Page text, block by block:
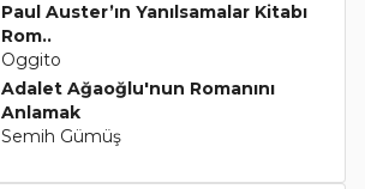
Paul Auster’ın Yanılsamalar Kitabı
Rom..
Oggito
Adalet Ağaoğlu'nun Romanını
Anlamak
Semih Gümüş